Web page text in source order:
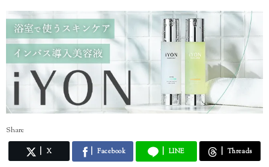
自分の知識や経験を活かしながら、頑張る女性の参考になる記事をお届
けできたら嬉しいです♪
Share
X Facebook LINE Threads